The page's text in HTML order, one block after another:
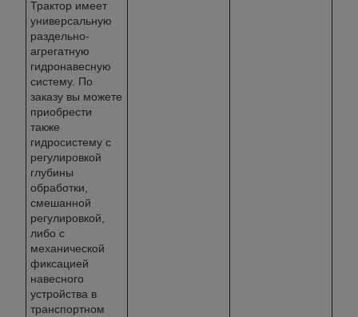
Трактор имеет
универсальную
раздельно-
агрегатную
гидронавесную
систему. По
заказу вы можете
приобрести
также
гидросистему с
регулировкой
глубины
обработки,
смешанной
регулировкой,
либо с
механической
фиксацией
навесного
устройства в
транспортном